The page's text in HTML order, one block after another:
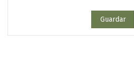
Guardar